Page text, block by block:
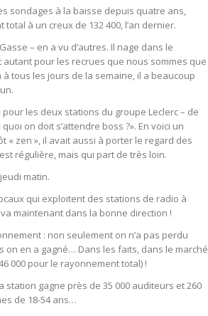
sondages à la baisse depuis quatre ans,
à un creux de 132 400, l’an dernier.
– en a vu d’autres. Il nage dans le
pour les recrues que nous sommes que
tous les jours de la semaine, il a beaucoup
les deux stations du groupe Leclerc – de
on doit s’attendre boss ?». En voici un
zen », il avait aussi à porter le regard des
régulière, mais qui part de très loin.
matin.
qui exploitent des stations de radio à
maintenant dans la bonne direction !
: non seulement on n’a pas perdu
on en a gagné… Dans les faits, dans le marché
000 pour le rayonnement total) !
station gagne près de 35 000 auditeurs et 260
de 18-54 ans…